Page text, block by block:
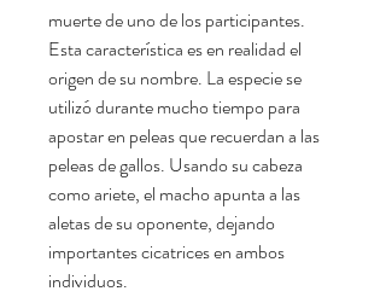
muerte de uno de los participantes.
Esta característica es en realidad el
origen de su nombre. La especie se
utilizó durante mucho tiempo para
apostar en peleas que recuerdan a las
peleas de gallos. Usando su cabeza
como ariete, el macho apunta a las
aletas de su oponente, dejando
importantes cicatrices en ambos
individuos.